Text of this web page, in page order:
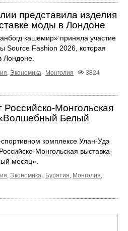
представила изделия
моды в Лондоне
кашемир» приняла участие
Source Fashion 2026, которая
Лондоне.
, Экономика Монголия
3824
Монгольская
Белый
комплексе Улан-Удэ
Монгольская выставка-
месяц».
, Экономика Бурятия, Монголия,